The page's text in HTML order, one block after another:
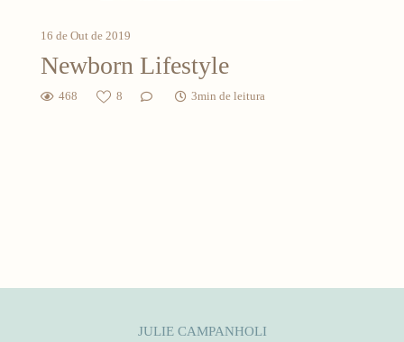
16 de Out de 2019
Newborn Lifestyle
468 8 3min de leitura
JULIE CAMPANHOLI